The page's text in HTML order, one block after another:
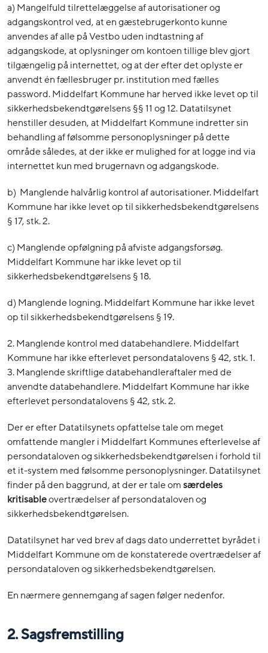
a) Mangelfuld tilrettelæggelse af autorisationer og
adgangskontrol ved, at en gæstebrugerkonto kunne
anvendes af alle på Vestbo uden indtastning af
adgangskode, at oplysninger om kontoen tillige blev gjort
tilgængelig på internettet, og at der efter det oplyste er
anvendt én fællesbruger pr. institution med fælles
password. Middelfart Kommune har herved ikke levet op til
sikkerhedsbekendtgørelsens §§ 11 og 12. Datatilsynet
henstiller desuden, at Middelfart Kommune indretter sin
behandling af følsomme personoplysninger på dette
område således, at der ikke er mulighed for at logge ind via
internettet kun med brugernavn og adgangskode.
b) Manglende halvårlig kontrol af autorisationer. Middelfart
Kommune har ikke levet op til sikkerhedsbekendtgørelsens
§ 17, stk. 2.
c) Manglende opfølgning på afviste adgangsforsøg.
Middelfart Kommune har ikke levet op til
sikkerhedsbekendtgørelsens § 18.
d) Manglende logning. Middelfart Kommune har ikke levet
op til sikkerhedsbekendtgørelsens § 19.
2. Manglende kontrol med databehandlere. Middelfart
Kommune har ikke efterlevet persondatalovens § 42, stk. 1.
3. Manglende skriftlige databehandleraftaler med de
anvendte databehandlere. Middelfart Kommune har ikke
efterlevet persondatalovens § 42, stk. 2.
Der er efter Datatilsynets opfattelse tale om meget
omfattende mangler i Middelfart Kommunes efterlevelse af
persondataloven og sikkerhedsbekendtgørelsen i forhold til
et it-system med følsomme personoplysninger. Datatilsynet
finder på den baggrund, at der er tale omsærdeles
kritisableovertrædelser af persondataloven og
sikkerhedsbekendtgørelsen.
Datatilsynet har ved brev af dags dato underrettet byrådet i
Middelfart Kommune om de konstaterede overtrædelser af
persondataloven og sikkerhedsbekendtgørelsen.
En nærmere gennemgang af sagen følger nedenfor.
2. Sagsfremstilling